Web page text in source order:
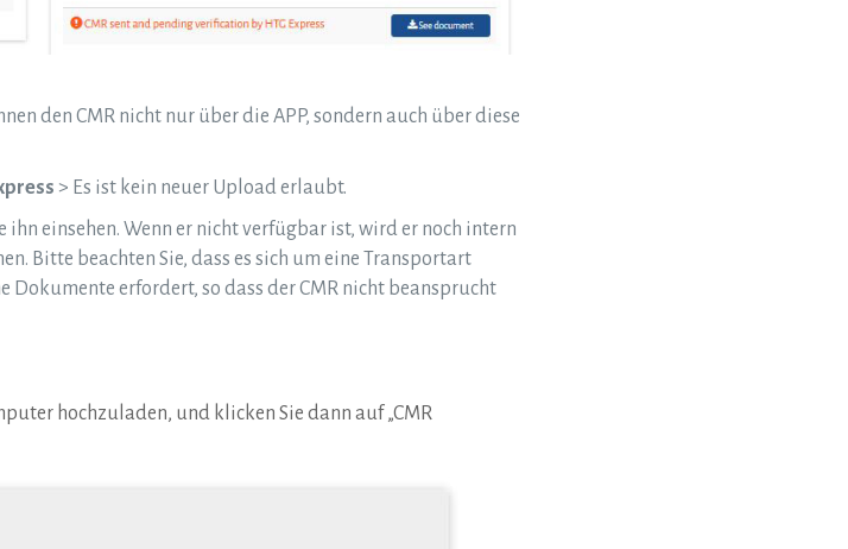
den CMR nicht nur über die APP, sondern auch über diese
> Es ist kein neuer Upload erlaubt.
ihn einsehen. Wenn er nicht verfügbar ist, wird er noch intern
Bitte beachten Sie, dass es sich um eine Transportart
Dokumente erfordert, so dass der CMR nicht beansprucht
hochzuladen, und klicken Sie dann auf „CMR